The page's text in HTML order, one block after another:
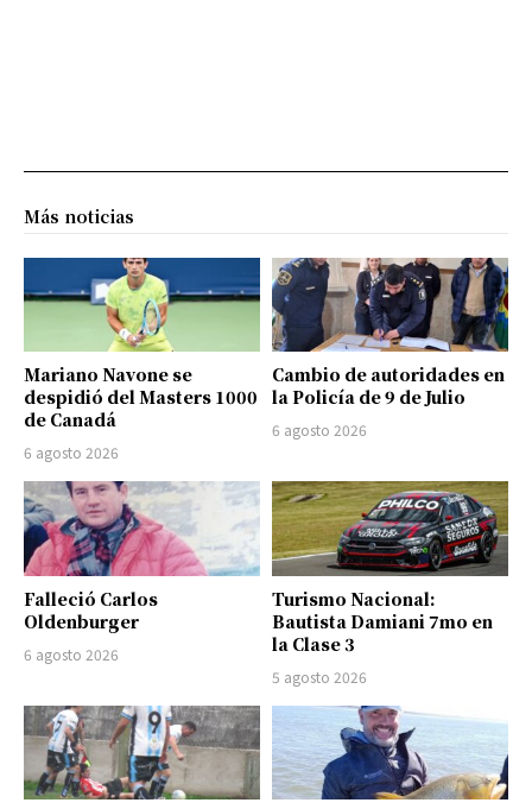
Más noticias
Mariano Navone se
despidió del Masters 1000
de Canadá
6 agosto 2026
Cambio de autoridades en
la Policía de 9 de Julio
6 agosto 2026
Falleció Carlos
Oldenburger
6 agosto 2026
Turismo Nacional:
Bautista Damiani 7mo en
la Clase 3
5 agosto 2026